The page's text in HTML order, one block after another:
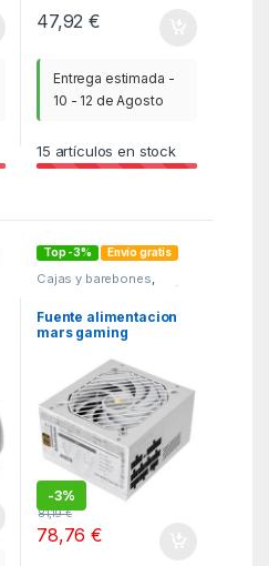
47,92€
Entrega estimada -
10 - 12 de Agosto
15 artículos en stock
Top -3% Envío gratis
Cajas y barebones,
Fuentes de alimentación
Fuente alimentacion
mars gaming
-3%
81,19€
78,76€